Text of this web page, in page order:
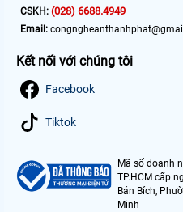
CSKH: (028) 6688.4949
Email:
Kết nối với chúng tôi
Facebook
Tiktok
Mã số doanh
TP.HCM cấp
Bán Bích,
Minh